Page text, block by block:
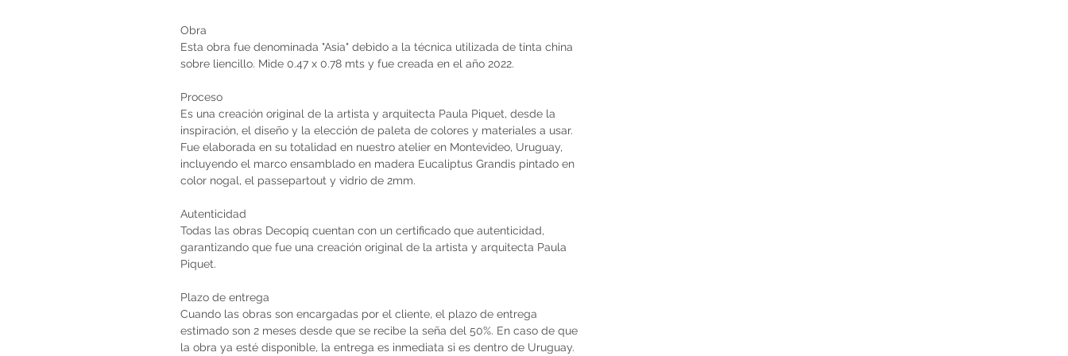
Obra
Esta obra fue denominada "Asia" debido a la técnica utilizada de tinta china
sobre liencillo. Mide 0.47 x 0.78 mts y fue creada en el año 2022.
Proceso
Es una creación original de la artista y arquitecta Paula Piquet, desde la
inspiración, el diseño y la elección de paleta de colores y materiales a usar.
Fue elaborada en su totalidad en nuestro atelier en Montevideo, Uruguay,
incluyendo el marco ensamblado en madera Eucaliptus Grandis pintado en
color nogal, el passepartout y vidrio de 2mm.
Autenticidad
Todas las obras Decopiq cuentan con un certificado que autenticidad,
garantizando que fue una creación original de la artista y arquitecta Paula
Piquet.
Plazo de entrega
Cuando las obras son encargadas por el cliente, el plazo de entrega
estimado son 2 meses desde que se recibe la seña del 50%. En caso de que
la obra ya esté disponible, la entrega es inmediata si es dentro de Uruguay.